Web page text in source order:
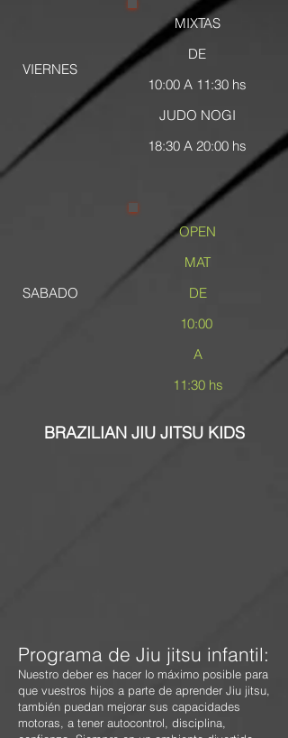
VIERNES
MIXTAS
DE
10:00 A 11:30 hs
JUDO NOGI
18:30 A 20:00 hs
SABADO
OPEN
MAT
DE
10:00
A
11:30 hs
BRAZILIAN JIU JITSU KIDS
Programa de Jiu jitsu infantil:
Nuestro deber es hacer lo máximo posible para
que vuestros hijos a parte de aprender Jiu jitsu,
también puedan mejorar sus capacidades
motoras, a tener autocontrol, disciplina,